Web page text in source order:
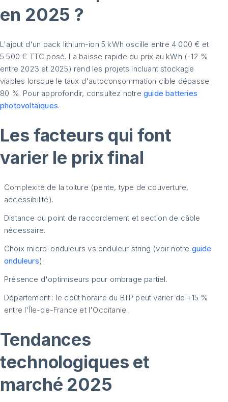
en 2025 ?
L'ajout d'un pack lithium-ion 5 kWh oscille entre 4 000 € et
5 500 € TTC posé. La baisse rapide du prix au kWh (-12 %
entre 2023 et 2025) rend les projets incluant stockage
viables lorsque le taux d'autoconsommation cible dépasse
80 %. Pour approfondir, consultez notre guide batteries
photovoltaïques.
Les facteurs qui font
varier le prix final
Complexité de la toiture (pente, type de couverture,
accessibilité).
Distance du point de raccordement et section de câble
nécessaire.
Choix micro-onduleurs vs onduleur string (voir notre guide
onduleurs).
Présence d'optimiseurs pour ombrage partiel.
Département : le coût horaire du BTP peut varier de +15 %
entre l'Île-de-France et l'Occitanie.
Tendances
technologiques et
marché 2025